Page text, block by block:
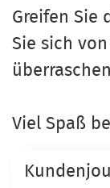
Greifen Sie
Sie sich
Viel Spaß